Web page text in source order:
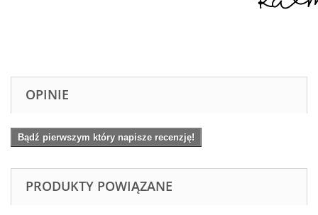
OPINIE
Bądź pierwszym który napisze recenzję!
PRODUKTY POWIĄZANE